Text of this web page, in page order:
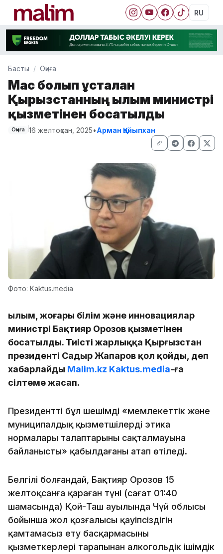
RU
Басты Оқиға
Мас болып ұсталған
Қырғызстанның ғылым министрі
қызметінен босатылды
Оқиға 16 желтоқсан, 2025•Арман Қайыпхан
Фото: Kaktus.media
Ғылым, жоғары білім және инновациялар
министрі Бақтияр Орозов қызметінен
босатылды. Тиісті жарлыққа Қырғызстан
президенті Садыр Жапаров қол қойды, деп
хабарлайды Malim.kz Kaktus.media-ға
сілтеме жасап.
Президенттің бұл шешімді «мемлекеттік және
муниципалдық қызметшілердің этика
нормалары талаптарының сақталмауына
байланысты» қабылдағаны атап өтіледі.
Белгілі болғандай, Бақтияр Орозов 15
желтоқсанға қараған түні (сағат 01:40
шамасында) Қой-Таш ауылында Чүй облысы
бойынша жол қозғалысы қауіпсіздігін
қамтамасыз ету басқармасының
қызметкерлері тарапынан алкогольдік ішімдік